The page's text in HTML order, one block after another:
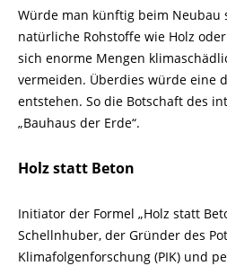
Würde man künftig beim Neubau
natürliche Rohstoffe wie Holz
sich enorme Mengen
vermeiden. Überdies würde eine
entstehen. So die Botschaft des
„Bauhaus der Erde“.
Holz statt Beton
Initiator der Formel „Holz statt
Schellnhuber, der Gründer des
Klimafolgenforschung (PIK) und